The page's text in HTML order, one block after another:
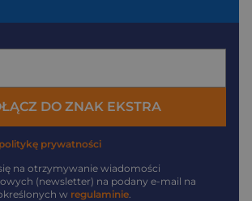
DO ZNAK EKSTRA
politykę prywatności
na otrzymywanie wiadomości
(newsletter) na podany e-mail na
w regulaminie